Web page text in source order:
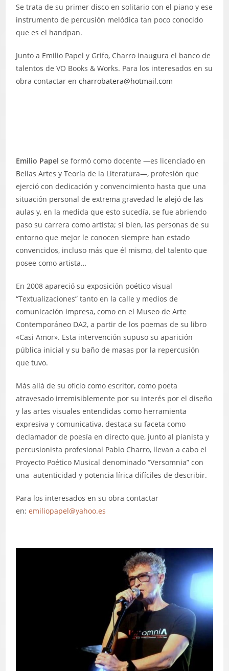
Se trata de su primer disco en solitario con el piano y ese
instrumento de percusión melódica tan poco conocido
que es el handpan.
Junto a Emilio Papel y Grifo, Charro inaugura el banco de
talentos de VO Books & Works. Para los interesados en su
obra contactar encharrobatera@hotmail.com
Emilio Papel se formó como docente —es licenciado en
Bellas Artes y Teoría de la Literatura—, profesión que
ejerció con dedicación y convencimiento hasta que una
situación personal de extrema gravedad le alejó de las
aulas y, en la medida que esto sucedía, se fue abriendo
paso su carrera como artista; si bien, las personas de su
entorno que mejor le conocen siempre han estado
convencidos, incluso más que él mismo, del talento que
posee como artista…
En 2008 apareció su exposición poético visual
“Textualizaciones” tanto en la calle y medios de
comunicación impresa, como en el Museo de Arte
Contemporáneo DA2, a partir de los poemas de su libro
«Casi Amor». Esta intervención supuso su aparición
pública inicial y su baño de masas por la repercusión
que tuvo.
Más allá de su oficio como escritor, como poeta
atravesado irremisiblemente por su interés por el diseño
y las artes visuales entendidas como herramienta
expresiva y comunicativa, destaca su faceta como
declamador de poesía en directo que, junto al pianista y
percusionista profesional Pablo Charro, llevan a cabo el
Proyecto Poético Musical denominado “Versomnia” con
una autenticidad y potencia lírica difíciles de describir.
Para los interesados en su obra contactar
en:emiliopapel@yahoo.es